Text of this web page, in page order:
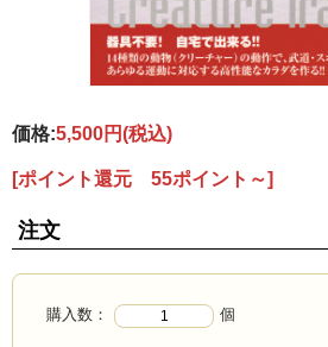
価格:5,500円(税込)
[ポイント還元 55ポイント～]
注文
購入数： 個